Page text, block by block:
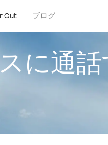
Out ブログ
に通